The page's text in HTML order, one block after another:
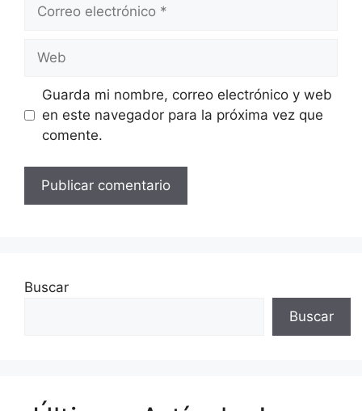
Web
Guarda mi nombre, correo electrónico y web
en este navegador para la próxima vez que
comente.
Buscar
Buscar